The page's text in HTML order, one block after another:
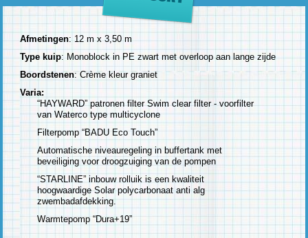
Afmetingen: 12 m x 3,50 m
Type kuip: Monoblock in PE zwart met overloop aan lange zijde
Boordstenen: Crème kleur graniet
Varia:
“HAYWARD” patronen filter Swim clear filter - voorfilter
van Waterco type multicyclone
Filterpomp “BADU Eco Touch”
Automatische niveauregeling in buffertank met
beveiliging voor droogzuiging van de pompen
“STARLINE” inbouw rolluik is een kwaliteit
hoogwaardige Solar polycarbonaat anti alg
zwembadafdekking.
Warmtepomp “Dura+19”